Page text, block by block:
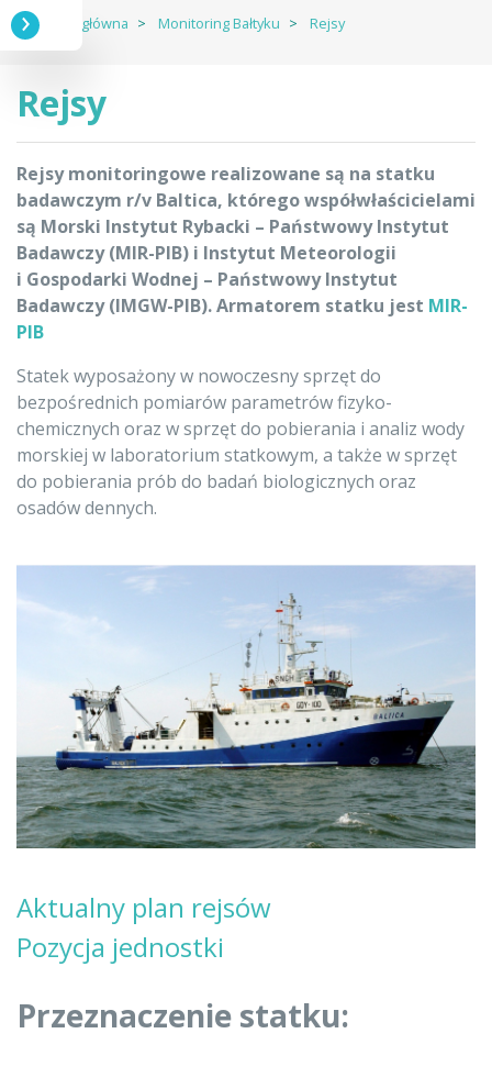
Strona główna Monitoring Bałtyku Rejsy
Rejsy
Rejsy monitoringowe realizowane są na statku
badawczym r/v Baltica, którego współwłaścicielami
są Morski Instytut Rybacki – Państwowy Instytut
Badawczy (MIR-PIB) i Instytut Meteorologii
i Gospodarki Wodnej – Państwowy Instytut
Badawczy (IMGW-PIB). Armatorem statku jest MIR-
PIB
Statek wyposażony w nowoczesny sprzęt do
bezpośrednich pomiarów parametrów fizyko-
chemicznych oraz w sprzęt do pobierania i analiz wody
morskiej w laboratorium statkowym, a także w sprzęt
do pobierania prób do badań biologicznych oraz
osadów dennych.
Aktualny plan rejsów
Pozycja jednostki
Przeznaczenie statku: